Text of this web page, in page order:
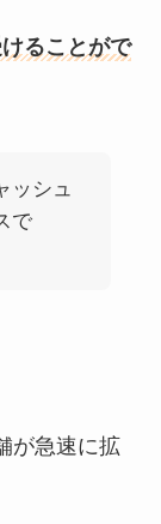
ることがで
ッシュ
で
が急速に拡